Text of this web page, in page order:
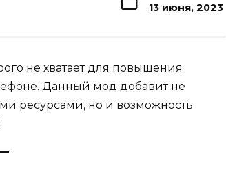
13 июня, 2023
не хватает для повышения
Данный мод добавит не
ресурсами, но и возможность